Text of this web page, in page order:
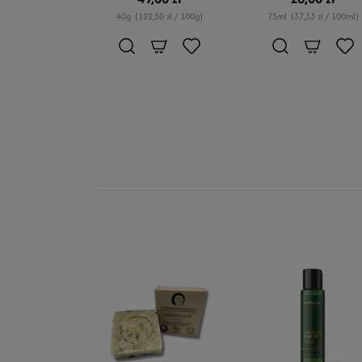
40g (122,50 zł / 100g) 75ml (37,33 zł / 100ml)